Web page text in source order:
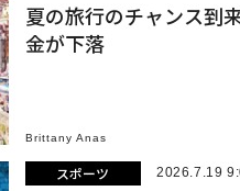
夏の旅行のチャンス到
金が下落
Brittany Anas
スポーツ 2026.7.19